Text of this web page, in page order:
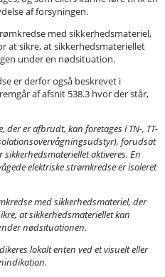
af forsyningen.
med sikkerhedsmateriel,
at sikre, at sikkerhedsmateriellet
under en nødsituation.
er derfor også beskrevet i
af afsnit 538.3 hvor der står,
der er afbrudt, kan foretages i TN-, TT-
forudsat
aktiveres. En
elektriske strømkredse er isoleret
med sikkerhedsmateriel, der
at sikkerhedsmateriellet kan
nødsituationen.
lokalt enten ved et visuelt eller